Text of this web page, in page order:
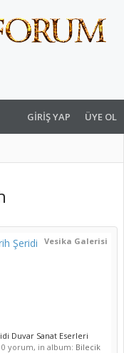
GIRIŞ YAP ÜYE OL
Vesika Galerisi
Şeridi
Duvar Sanat Eserleri
0 yorum, in album: Bilecik